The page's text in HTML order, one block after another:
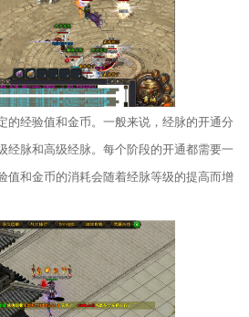
的经验值和金币。一般来说，经脉的开通分
经脉和高级经脉。每个阶段的开通都需要一
值和金币的消耗会随着经脉等级的提高而增